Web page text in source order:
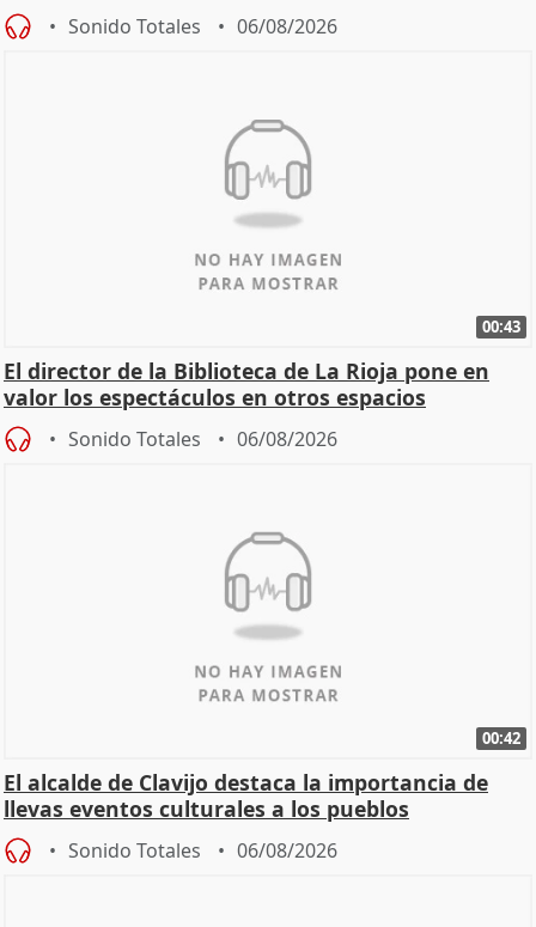
Sonido Totales 06/08/2026
00:43
El director de la Biblioteca de La Rioja pone en
valor los espectáculos en otros espacios
Sonido Totales 06/08/2026
00:42
El alcalde de Clavijo destaca la importancia de
llevas eventos culturales a los pueblos
Sonido Totales 06/08/2026